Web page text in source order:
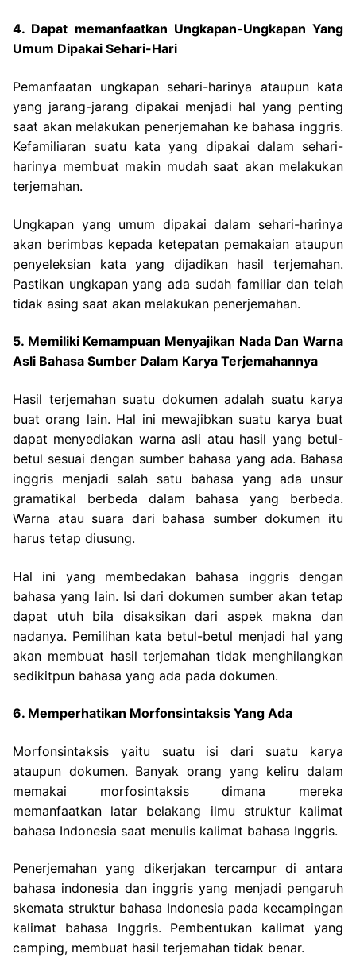
4. Dapat memanfaatkan Ungkapan-Ungkapan Yang
Umum Dipakai Sehari-Hari
Pemanfaatan ungkapan sehari-harinya ataupun kata
yang jarang-jarang dipakai menjadi hal yang penting
saat akan melakukan penerjemahan ke bahasa inggris.
Kefamiliaran suatu kata yang dipakai dalam sehari-
harinya membuat makin mudah saat akan melakukan
terjemahan.
Ungkapan yang umum dipakai dalam sehari-harinya
akan berimbas kepada ketepatan pemakaian ataupun
penyeleksian kata yang dijadikan hasil terjemahan.
Pastikan ungkapan yang ada sudah familiar dan telah
tidak asing saat akan melakukan penerjemahan.
5. Memiliki Kemampuan Menyajikan Nada Dan Warna
Asli Bahasa Sumber Dalam Karya Terjemahannya
Hasil terjemahan suatu dokumen adalah suatu karya
buat orang lain. Hal ini mewajibkan suatu karya buat
dapat menyediakan warna asli atau hasil yang betul-
betul sesuai dengan sumber bahasa yang ada. Bahasa
inggris menjadi salah satu bahasa yang ada unsur
gramatikal berbeda dalam bahasa yang berbeda.
Warna atau suara dari bahasa sumber dokumen itu
harus tetap diusung.
Hal ini yang membedakan bahasa inggris dengan
bahasa yang lain. Isi dari dokumen sumber akan tetap
dapat utuh bila disaksikan dari aspek makna dan
nadanya. Pemilihan kata betul-betul menjadi hal yang
akan membuat hasil terjemahan tidak menghilangkan
sedikitpun bahasa yang ada pada dokumen.
6. Memperhatikan Morfonsintaksis Yang Ada
Morfonsintaksis yaitu suatu isi dari suatu karya
ataupun dokumen. Banyak orang yang keliru dalam
memakai morfosintaksis dimana mereka
memanfaatkan latar belakang ilmu struktur kalimat
bahasa Indonesia saat menulis kalimat bahasa Inggris.
Penerjemahan yang dikerjakan tercampur di antara
bahasa indonesia dan inggris yang menjadi pengaruh
skemata struktur bahasa Indonesia pada kecampingan
kalimat bahasa Inggris. Pembentukan kalimat yang
camping, membuat hasil terjemahan tidak benar.